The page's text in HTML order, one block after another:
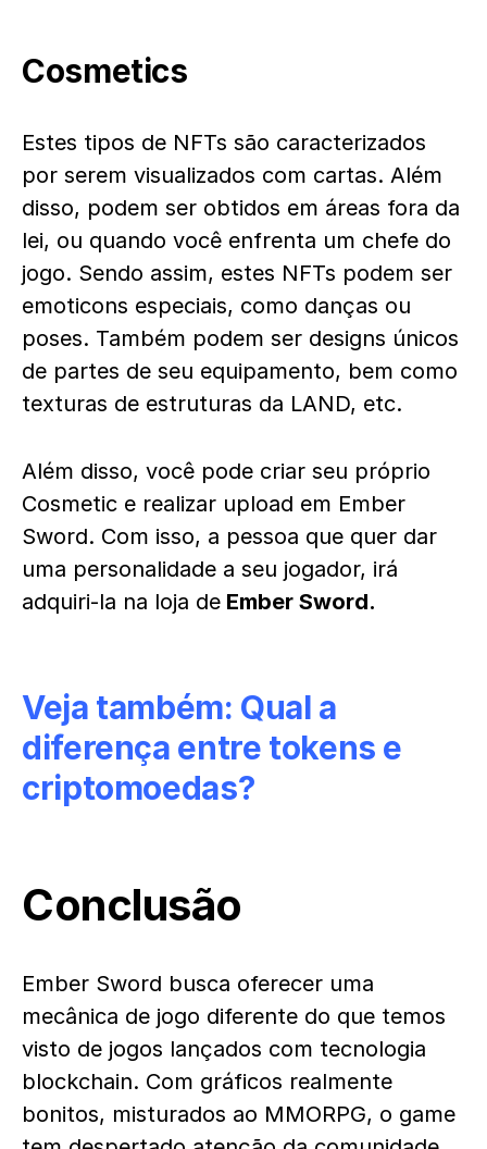
Cosmetics
Estes tipos de NFTs são caracterizados
por serem visualizados com cartas. Além
disso, podem ser obtidos em áreas fora da
lei, ou quando você enfrenta um chefe do
jogo. Sendo assim, estes NFTs podem ser
emoticons especiais, como danças ou
poses. Também podem ser designs únicos
de partes de seu equipamento, bem como
texturas de estruturas da LAND, etc.
Além disso, você pode criar seu próprio
Cosmetic e realizar upload em Ember
Sword. Com isso, a pessoa que quer dar
uma personalidade a seu jogador, irá
adquiri-la na loja de Ember Sword.
Veja também: Qual a
diferença entre tokens e
criptomoedas?
Conclusão
Ember Sword busca oferecer uma
mecânica de jogo diferente do que temos
visto de jogos lançados com tecnologia
blockchain. Com gráficos realmente
bonitos, misturados ao MMORPG, o game